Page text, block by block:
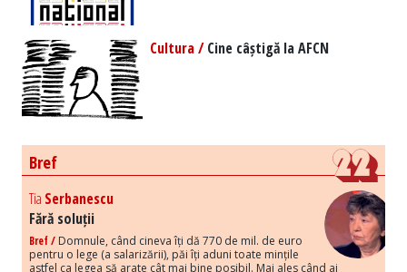
Cultura /Cine câștigă la AFCN
Bref
Tia Serbanescu
Fără soluții
Bref / Domnule, când cineva îți dă 770 de mil. de euro
pentru o lege (a salarizării), păi îți aduni toate mințile
astfel ca legea să arate cât mai bine posibil. Mai ales când ai